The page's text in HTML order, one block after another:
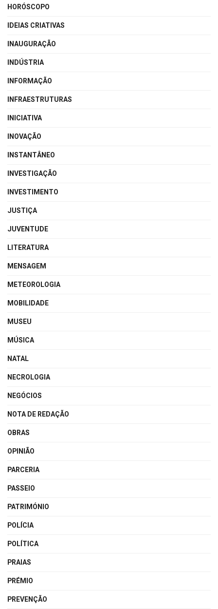
HORÓSCOPO
IDEIAS CRIATIVAS
INAUGURAÇÃO
INDÚSTRIA
INFORMAÇÃO
INFRAESTRUTURAS
INICIATIVA
INOVAÇÃO
INSTANTÂNEO
INVESTIGAÇÃO
INVESTIMENTO
JUSTIÇA
JUVENTUDE
LITERATURA
MENSAGEM
METEOROLOGIA
MOBILIDADE
MUSEU
MÚSICA
NATAL
NECROLOGIA
NEGÓCIOS
NOTA DE REDAÇÃO
OBRAS
OPINIÃO
PARCERIA
PASSEIO
PATRIMÓNIO
POLÍCIA
POLÍTICA
PRAIAS
PRÉMIO
PREVENÇÃO